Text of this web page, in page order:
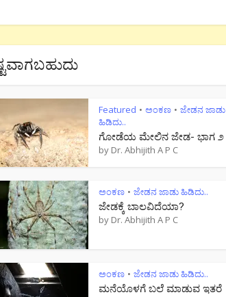
Featured • ಅಂಕಣ • ಜೇಡನ ಜಾಡು
ಹಿಡಿದು..
ಗೋಡೆಯ ಮೇಲಿನ ಜೇಡ- ಭಾಗ ೨
by Dr. Abhijith A P C
ಅಂಕಣ • ಜೇಡನ ಜಾಡು ಹಿಡಿದು..
ಜೇಡಕ್ಕೆ ಬಾಲವಿದೆಯಾ?
by Dr. Abhijith A P C
ಅಂಕಣ • ಜೇಡನ ಜಾಡು ಹಿಡಿದು..
ಮನೆಯೊಳಗೆ ಬಲೆ ಮಾಡುವ ಇತರೆ